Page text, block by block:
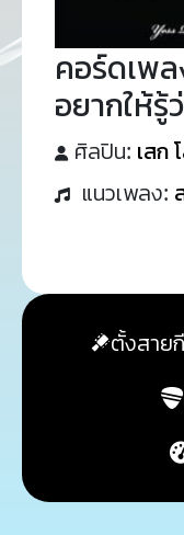
คอร์ดเพ
อยากให้รู้
ศิลปิน: เสก
แนวเพลง:
ตั้งสาย